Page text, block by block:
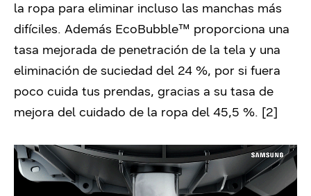
la ropa para eliminar incluso las manchas más
difíciles. Además EcoBubble™ proporciona una
tasa mejorada de penetración de la tela y una
eliminación de suciedad del 24 %, por si fuera
poco cuida tus prendas, gracias a su tasa de
mejora del cuidado de la ropa del 45,5 %. [2]